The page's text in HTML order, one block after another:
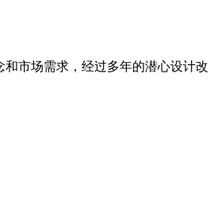
市场需求，经过多年的潜心设计改